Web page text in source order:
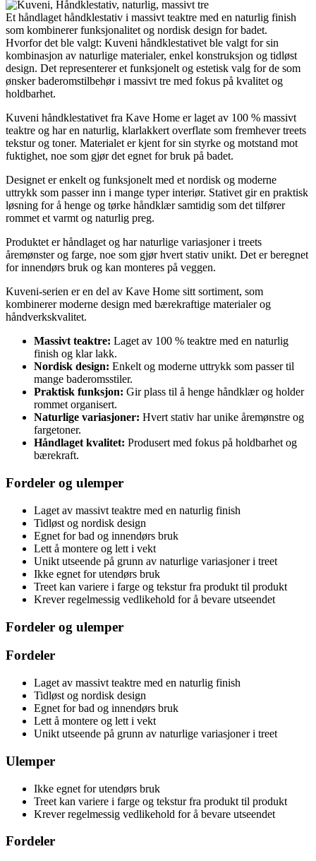
Et håndlaget håndklestativ i massivt teaktre med en naturlig finish
som kombinerer funksjonalitet og nordisk design for badet.
Hvorfor det ble valgt: Kuveni håndklestativet ble valgt for sin
kombinasjon av naturlige materialer, enkel konstruksjon og tidløst
design. Det representerer et funksjonelt og estetisk valg for de som
ønsker baderomstilbehør i massivt tre med fokus på kvalitet og
holdbarhet.
Kuveni håndklestativet fra Kave Home er laget av 100 % massivt
teaktre og har en naturlig, klarlakkert overflate som fremhever treets
tekstur og toner. Materialet er kjent for sin styrke og motstand mot
fuktighet, noe som gjør det egnet for bruk på badet.
Designet er enkelt og funksjonelt med et nordisk og moderne
uttrykk som passer inn i mange typer interiør. Stativet gir en praktisk
løsning for å henge og tørke håndklær samtidig som det tilfører
rommet et varmt og naturlig preg.
Produktet er håndlaget og har naturlige variasjoner i treets
åremønster og farge, noe som gjør hvert stativ unikt. Det er beregnet
for innendørs bruk og kan monteres på veggen.
Kuveni-serien er en del av Kave Home sitt sortiment, som
kombinerer moderne design med bærekraftige materialer og
håndverkskvalitet.
Massivt teaktre: Laget av 100 % teaktre med en naturlig
finish og klar lakk.
Nordisk design: Enkelt og moderne uttrykk som passer til
mange baderomsstiler.
Praktisk funksjon: Gir plass til å henge håndklær og holder
rommet organisert.
Naturlige variasjoner: Hvert stativ har unike åremønstre og
fargetoner.
Håndlaget kvalitet: Produsert med fokus på holdbarhet og
bærekraft.
Fordeler og ulemper
Laget av massivt teaktre med en naturlig finish
Tidløst og nordisk design
Egnet for bad og innendørs bruk
Lett å montere og lett i vekt
Unikt utseende på grunn av naturlige variasjoner i treet
Ikke egnet for utendørs bruk
Treet kan variere i farge og tekstur fra produkt til produkt
Krever regelmessig vedlikehold for å bevare utseendet
Fordeler og ulemper
Fordeler
Laget av massivt teaktre med en naturlig finish
Tidløst og nordisk design
Egnet for bad og innendørs bruk
Lett å montere og lett i vekt
Unikt utseende på grunn av naturlige variasjoner i treet
Ulemper
Ikke egnet for utendørs bruk
Treet kan variere i farge og tekstur fra produkt til produkt
Krever regelmessig vedlikehold for å bevare utseendet
Fordeler